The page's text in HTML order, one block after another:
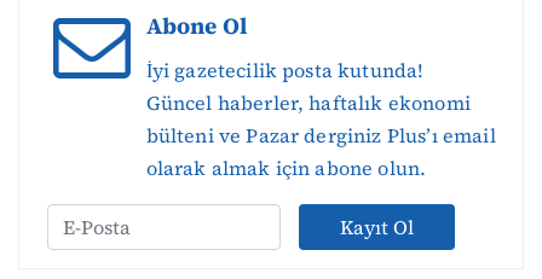
Abone Ol
İyi gazetecilik posta kutunda!
Güncel haberler, haftalık ekonomi
bülteni ve Pazar derginiz Plus’ı email
olarak almak için abone olun.
Kayıt Ol